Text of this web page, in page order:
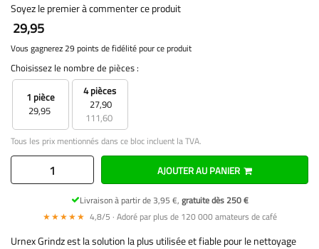
Soyez le premier à commenter ce produit
29,95
Vous gagnerez 29 points de fidélité pour ce produit
Choisissez le nombre de pièces :
1 pièce
29,95
4 pièces
27,90
111,60
Tous les prix mentionnés dans ce bloc incluent la TVA.
AJOUTER AU PANIER
Livraison à partir de 3,95 €, gratuite dès 250 €
★★★★★ 4,8/5 · Adoré par plus de 120 000 amateurs de café
Urnex Grindz est la solution la plus utilisée et fiable pour le nettoyage